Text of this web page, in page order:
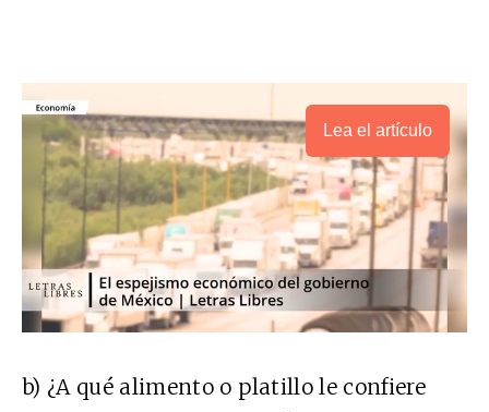
Lea el artículo
b) ¿A qué alimento o platillo le confiere